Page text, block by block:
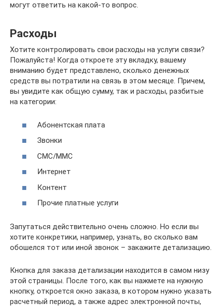
могут ответить на какой-то вопрос.
Расходы
Хотите контролировать свои расходы на услуги связи?
Пожалуйста! Когда откроете эту вкладку, вашему
вниманию будет представлено, сколько денежных
средств вы потратили на связь в этом месяце. Причем,
вы увидите как общую сумму, так и расходы, разбитые
на категории:
Абонентская плата
Звонки
СМС/ММС
Интернет
Контент
Прочие платные услуги
Запутаться действительно очень сложно. Но если вы
хотите конкретики, например, узнать, во сколько вам
обошелся тот или иной звонок – закажите детализацию.
Кнопка для заказа детализации находится в самом низу
этой страницы. После того, как вы нажмете на нужную
кнопку, откроется окно заказа, в котором нужно указать
расчетный период, а также адрес электронной почты,